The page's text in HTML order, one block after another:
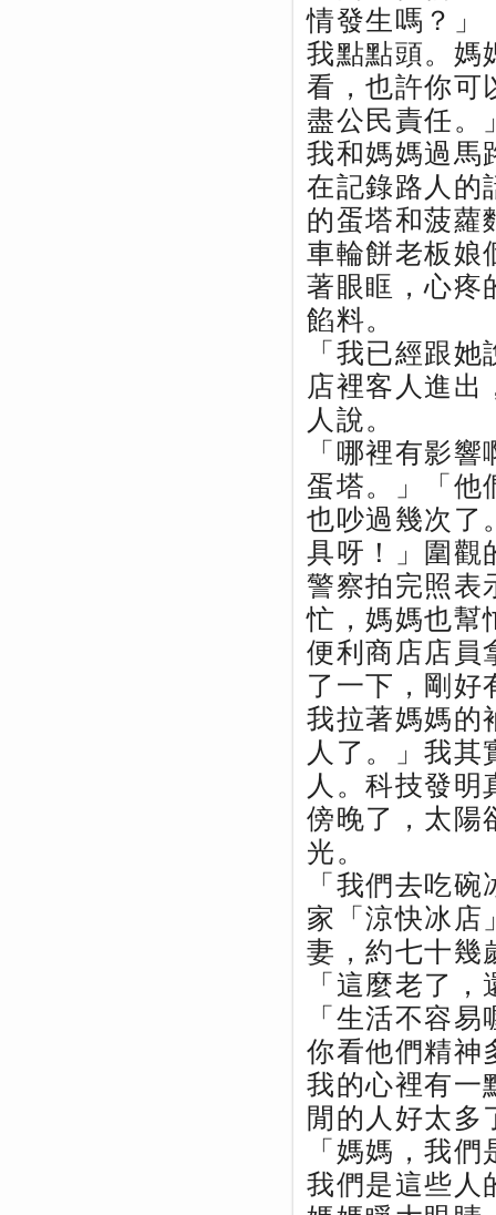
情發生嗎？」
我點點頭。媽
看，也許你可
盡公民責任。
我和媽媽過馬
在記錄路人的
的蛋塔和菠蘿
車輪餅老板娘
著眼眶，心疼
餡料。
「我已經跟
店裡客人進出
人說。
「哪裡有影
蛋塔。」「他
也吵過幾次了
具呀！」圍觀
警察拍完照表
忙，媽媽也幫
便利商店店員
了一下，剛好
我拉著媽媽的
人了。」我
人。科技發
傍晚了，太陽
光。
「我們去吃
家「涼快冰店
妻，約七十幾
「這麼老了
「生活不容
你看他們精神
我的心裡有一
閒的人好太多
「媽媽，我
我們是這些人